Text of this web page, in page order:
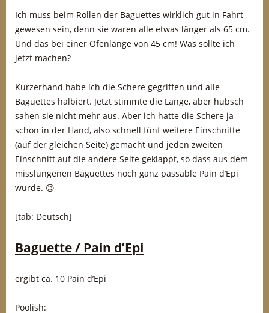
Ich muss beim Rollen der Baguettes wirklich gut in Fahrt
gewesen sein, denn sie waren alle etwas länger als 65 cm.
Und das bei einer Ofenlänge von 45 cm! Was sollte ich
jetzt machen?
Kurzerhand habe ich die Schere gegriffen und alle
Baguettes halbiert. Jetzt stimmte die Länge, aber hübsch
sahen sie nicht mehr aus. Aber ich hatte die Schere ja
schon in der Hand, also schnell fünf weitere Einschnitte
(auf der gleichen Seite) gemacht und jeden zweiten
Einschnitt auf die andere Seite geklappt, so dass aus dem
misslungenen Baguettes noch ganz passable Pain d’Epi
wurde. 😉
[tab: Deutsch]
Baguette / Pain d’Epi
ergibt ca. 10 Pain d’Epi
Poolish: